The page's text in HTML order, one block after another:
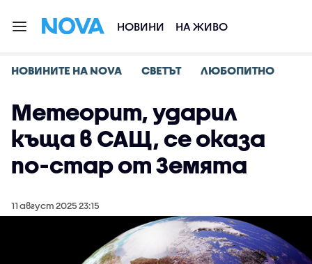
НОВИНИ НА ЖИВО
НОВИНИТЕ НА NOVA СВЕТЪТ ЛЮБОПИТНО
Метеорит, ударил
къща в САЩ, се оказа
по-стар от Земята
11 август 2025 23:15